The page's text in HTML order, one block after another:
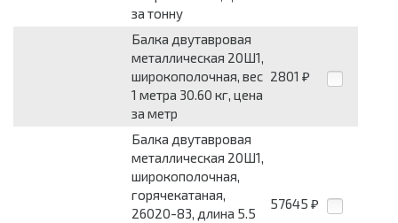
за тонну
Балка двутавровая
металлическая 20Ш1,
широкополочная, вес
1 метра 30.60 кг, цена
за метр
2801 ₽
Балка двутавровая
металлическая 20Ш1,
широкополочная,
горячекатаная,
26020-83, длина 5.5
57645 ₽